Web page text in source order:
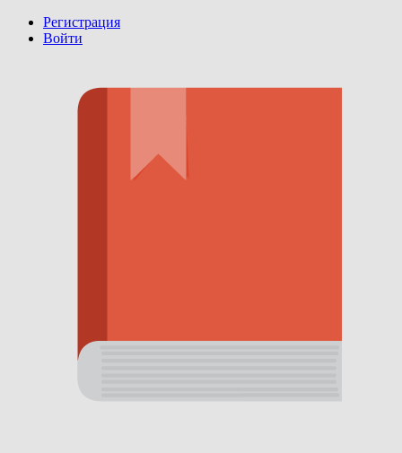
Регистрация
Войти